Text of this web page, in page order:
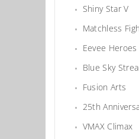
Shiny Star V
Matchless
Eevee Heroes
Blue Sky
Fusion Arts
25th
VMAX Climax